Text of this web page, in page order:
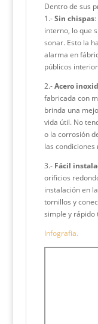
Dentro de sus
1.-Sin chispas:
interno, lo que
sonar. Esto la
alarma en
públicos
2.-Acero
fabricada con
brinda una
vida útil. No
o la corrosión
las condiciones
3.- Fácil
orificios
instalación en
tornillos y
simple y rápido
Infografia.